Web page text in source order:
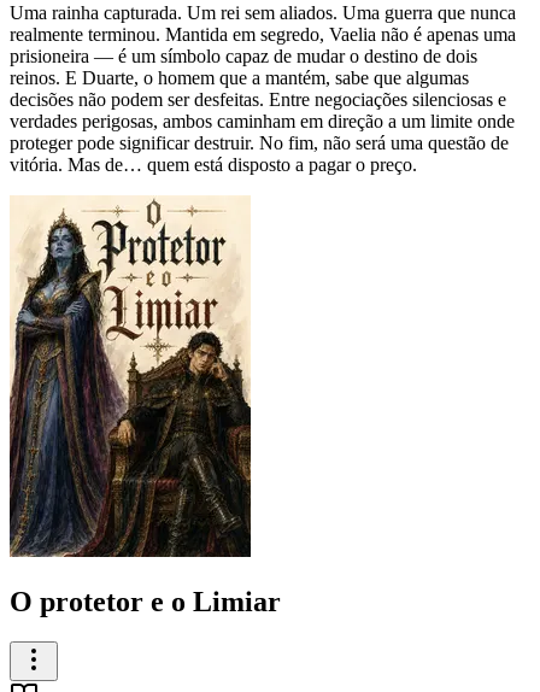
Uma rainha capturada. Um rei sem aliados. Uma guerra que nunca
realmente terminou. Mantida em segredo, Vaelia não é apenas uma
prisioneira — é um símbolo capaz de mudar o destino de dois
reinos. E Duarte, o homem que a mantém, sabe que algumas
decisões não podem ser desfeitas. Entre negociações silenciosas e
verdades perigosas, ambos caminham em direção a um limite onde
proteger pode significar destruir. No fim, não será uma questão de
vitória. Mas de… quem está disposto a pagar o preço.
O protetor e o Limiar